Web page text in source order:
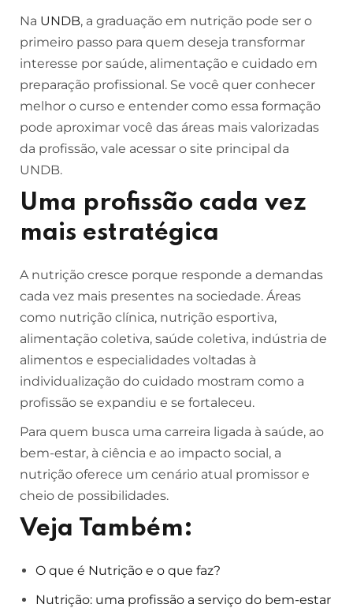
Na UNDB, a graduação em nutrição pode ser o
primeiro passo para quem deseja transformar
interesse por saúde, alimentação e cuidado em
preparação profissional. Se você quer conhecer
melhor o curso e entender como essa formação
pode aproximar você das áreas mais valorizadas
da profissão, vale acessar o site principal da
UNDB.
Uma profissão cada vez
mais estratégica
A nutrição cresce porque responde a demandas
cada vez mais presentes na sociedade. Áreas
como nutrição clínica, nutrição esportiva,
alimentação coletiva, saúde coletiva, indústria de
alimentos e especialidades voltadas à
individualização do cuidado mostram como a
profissão se expandiu e se fortaleceu.
Para quem busca uma carreira ligada à saúde, ao
bem-estar, à ciência e ao impacto social, a
nutrição oferece um cenário atual promissor e
cheio de possibilidades.
Veja Também:
O que é Nutrição e o que faz?
Nutrição: uma profissão a serviço do bem-estar